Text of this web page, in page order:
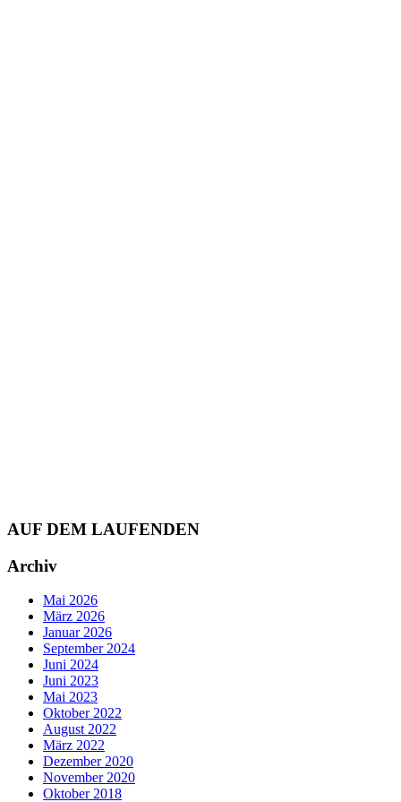
AUF DEM LAUFENDEN
Archiv
Mai 2026
März 2026
Januar 2026
September 2024
Juni 2024
Juni 2023
Mai 2023
Oktober 2022
August 2022
März 2022
Dezember 2020
November 2020
Oktober 2018